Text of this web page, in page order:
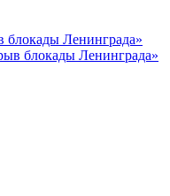
Ленинграда»
блокады Ленинграда»